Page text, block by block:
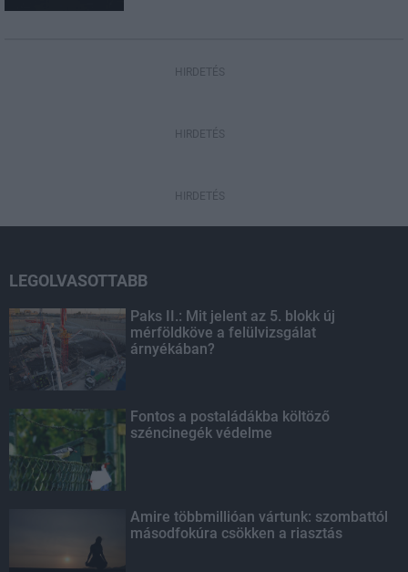
HIRDETÉS
HIRDETÉS
HIRDETÉS
LEGOLVASOTTABB
Paks II.: Mit jelent az 5. blokk új
mérföldköve a felülvizsgálat
árnyékában?
Fontos a postaládákba költöző
széncinegék védelme
Amire többmillióan vártunk: szombattól
másodfokúra csökken a riasztás